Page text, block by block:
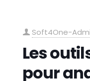
Soft4One-
Les
pour